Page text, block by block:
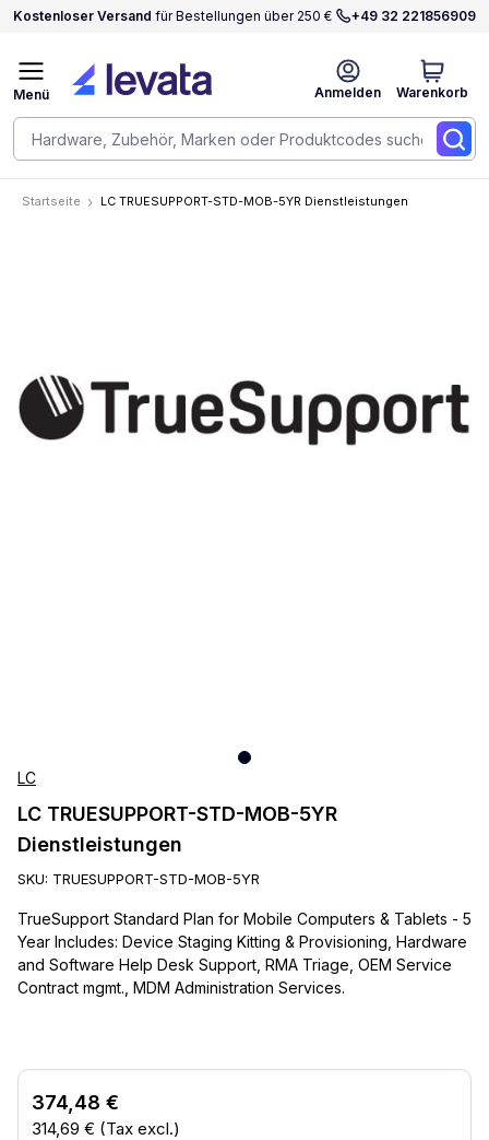
Kostenloser Versand für Bestellungen über 250 € +49 32 221856909
Anmelden Warenkorb
Menü
Startseite LC TRUESUPPORT-STD-MOB-5YR Dienstleistungen
LC
LC TRUESUPPORT-STD-MOB-5YR
Dienstleistungen
SKU: TRUESUPPORT-STD-MOB-5YR
TrueSupport Standard Plan for Mobile Computers & Tablets - 5
Year Includes: Device Staging Kitting & Provisioning, Hardware
and Software Help Desk Support, RMA Triage, OEM Service
Contract mgmt., MDM Administration Services.
374,48 €
314,69 € (Tax excl.)